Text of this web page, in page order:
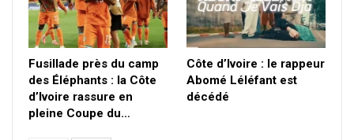
Fusillade près du camp
des Éléphants : la Côte
d’Ivoire rassure en
pleine Coupe du…
Côte d’Ivoire : le rappeur
Abomé Léléfant est
décédé